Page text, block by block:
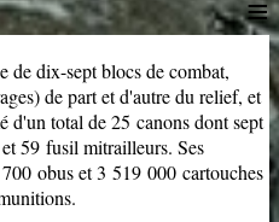
≡
de dix-sept blocs de combat,
de part et d'autre du relief, et
d'un total de 25 canons dont sept
59 fusil mitrailleurs. Ses
obus et 3 519 000 cartouches